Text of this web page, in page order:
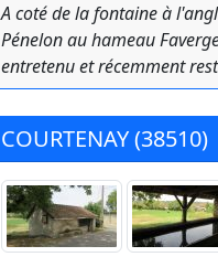
A coté de la fontaine à
Pénelon au hameau
entretenu et récemment
COURTENAY (38510)